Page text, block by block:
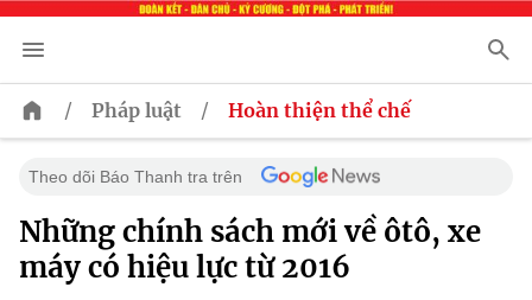
/ Pháp luật / Hoàn thiện thể chế
Theo dõi Báo Thanh tra trên
Những chính sách mới về ôtô, xe
máy có hiệu lực từ 2016